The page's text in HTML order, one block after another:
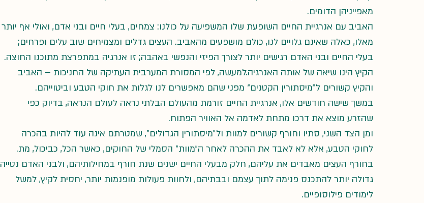
מאפייניהן הדומים.
האביב עם אנרגיית החיים השופעת שלו המשפיעה על כולנו: צמחים, בעלי חיים ובני אדם, ואולי אף יותר
מאלו, כאלה שאינם גלויים לנו, כולם מושפעים מהאביב. העצים גדלים ומצמיחים שוב עלים ופרחים;
בעלי החיים ובני האדם רגישים יותר לצורך הפיזי והנפשי באהבה; זו אנרגיה במתפרצת מתוכנו החוצה.
הקיץ הינו שיאה של אותה האנרגיה.למעשה, לפי המסורת המערבית העתיקה של החניכות – האביב
והקיץ קשורים ל״מיסתורין הקטנים״ מפני שהם מאפשרים לנו לגלות את חוקי הטבע וביטוייהם.
במשך שישה חודשים אלו, אנרגיית החיים זורמת מהעולם הבלתי נראה לעולם הנראה, בדיוק כפי
שהזרע מוצא את דרכו מתחת לאדמה אל האוויר הפתוח.
ומן הצד השני, סתיו וחורף קשורים למוות ול״מיסתורין הגדולים״, שמטרתם אינה עוד להיות בהכרה
לחוקי הטבע, אלא לא לאבד את ההכרה לאחר ה״מוות״ הסמלי של החוקים, כאשר הכל, כביכול, מת.
בחורף העצים מאבדים את עליהם, חלק מבעלי החיים ישנים שנת חורף במחילותיהם, ולבני האדם נטייה
גדולה יותר להתכנס פנימה לתוך עצמם ובבתיהם, ולחוות פעולות מופנמות יותר, יחסית לקיץ, למשל
לימודים פילוסופיים.